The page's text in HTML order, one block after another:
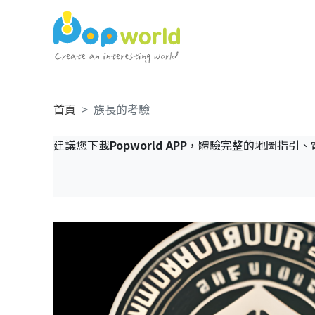
首頁 族長的考驗
建議您下載Popworld APP，體驗完整的地圖指引